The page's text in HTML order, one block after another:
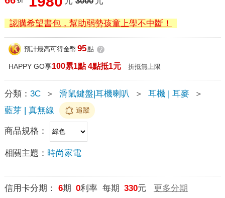
認購希望書包，幫助弱勢孩童上學不中斷！
預計最高可得金幣 95點 ?
HAPPY GO享100累1點 4點抵1元 折抵無上限
分類： 3C ＞ 滑鼠鍵盤|耳機喇叭 ＞ 耳機 | 耳麥
＞
藍芽 | 真無線
追蹤
商品規格：
相關主題： 時尚家電
信用卡分期： 6期 0利率 每期 330元 更多分期